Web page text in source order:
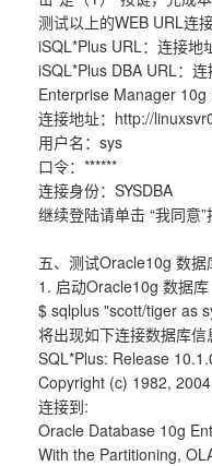
测试以上的WEB URL连
iSQL*Plus URL：连接
iSQL*Plus DBA URL：
Enterprise Manager 10g
连接地址：http://
用户名：sys
口令：******
连接身份：SYSDBA
继续登陆请单击 “我同意”
五、测试Oracle10g 数据
1. 启动Oracle10g 数据库
$ sqlplus "scott/tiger as
将出现如下连接数据库信
SQL*Plus: Release
Copyright (c) 1982,
连接到:
Oracle Database 10g
With the Partitioning,